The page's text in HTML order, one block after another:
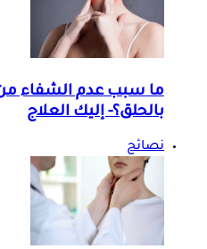
ما سبب عدم الشفاء من
بالحلق؟- إليك العلاج
نصائح